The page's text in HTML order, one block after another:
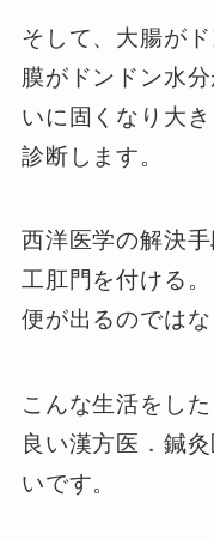
そして、大腸が
膜がドンドン水
いに固くなり大
診断します。
西洋医学の解決
工肛門を付ける
便が出るのでは
こんな生活をし
良い漢方医．鍼
いです。